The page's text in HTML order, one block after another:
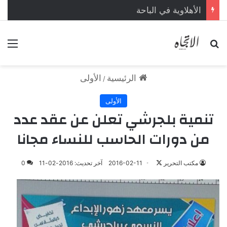
الأهلاوية في الباحة
بحث عن
الرئيسية / الأولى
الأولى
تنمية بلجرشي تعلن عن عقد عدد
من دورات الحاسب للنساء مجانا
مكتب التحرير
ع
ع
ل
2016-02-11 آخر تحديث: 2016-02-11 0